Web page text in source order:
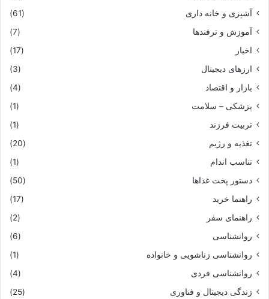
آشپزی و خانه داری
(61)
آموزش و ترفندها
(7)
اخبار
(17)
ارزهای دیجیتال
(3)
بازار و اقتصاد
(4)
پزشکی – سلامت
(1)
تربیت فرزند
(1)
تغذیه و رژیم
(20)
تناسب اندام
(1)
دستور پخت غذاها
(50)
راهنما خرید
(17)
راهنمای سفر
(2)
روانشناسی
(6)
روانشناسی زناشویی و خانواده
(1)
روانشناسی فردی
(4)
زندگی دیجیتال و فناوری
(25)